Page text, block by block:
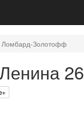
Ломбард-Золотофф
26